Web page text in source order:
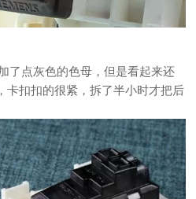
了点灰色的色母，但是看起来还
卡扣扣的很紧，拆了半小时才把后